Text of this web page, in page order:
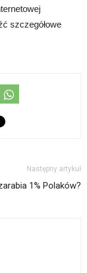
szczegółowe
Następny artykuł
zarabia 1% Polaków?